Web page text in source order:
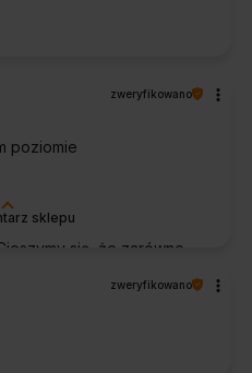
sklepu
się, że zarówno
zweryfikowano
poziomie
zweryfikowano